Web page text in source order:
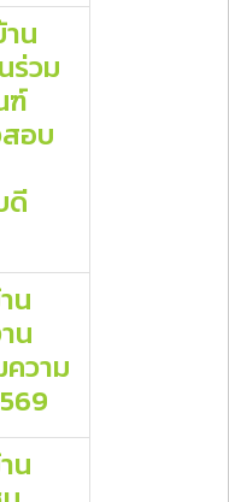
น
ร่วม
ฑ์
อบ
ดี
น
น
วาม
น